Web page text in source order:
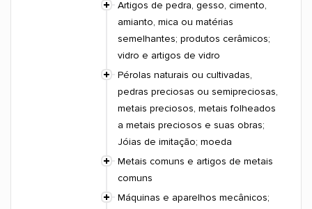
Artigos de pedra, gesso, cimento,
amianto, mica ou matérias
semelhantes; produtos cerâmicos;
vidro e artigos de vidro
Pérolas naturais ou cultivadas,
pedras preciosas ou semipreciosas,
metais preciosos, metais folheados
a metais preciosos e suas obras;
Jóias de imitação; moeda
Metais comuns e artigos de metais
comuns
Máquinas e aparelhos mecânicos;